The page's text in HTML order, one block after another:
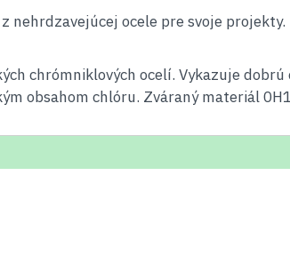
nehrdzavejúcej ocele pre svoje
chrómniklových ocelí. Vykazuje
obsahom chlóru. Zváraný materiál